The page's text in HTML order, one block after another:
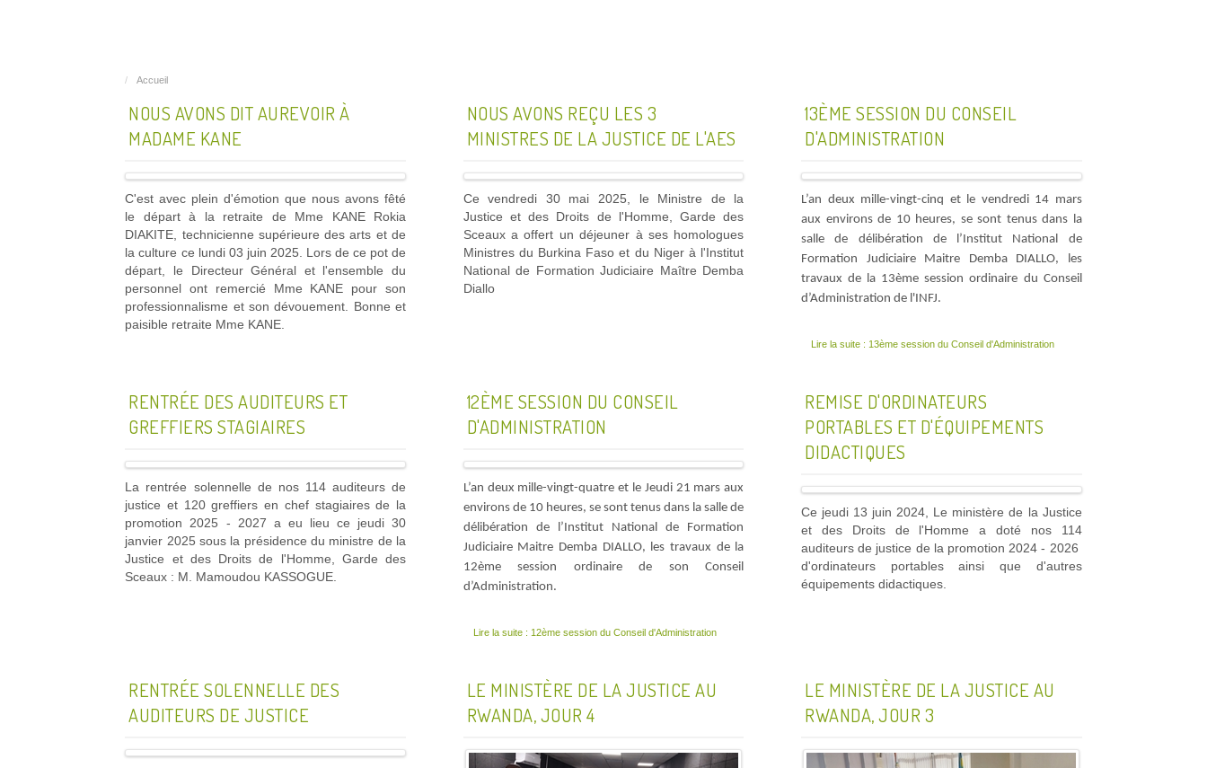
Accueil
NOUS AVONS DIT AUREVOIR À
MADAME KANE
C'est avec plein d'émotion que nous avons fêté
le départ à la retraite de Mme KANE Rokia
DIAKITE, technicienne supérieure des arts et de
la culture ce lundi 03 juin 2025. Lors de ce pot de
départ, le Directeur Général et l'ensemble du
personnel ont remercié Mme KANE pour son
professionnalisme et son dévouement. Bonne et
paisible retraite Mme KANE.
NOUS AVONS REÇU LES 3
MINISTRES DE LA JUSTICE DE L'AES
Ce vendredi 30 mai 2025, le Ministre de la
Justice et des Droits de l'Homme, Garde des
Sceaux a offert un déjeuner à ses homologues
Ministres du Burkina Faso et du Niger à l'Institut
National de Formation Judiciaire Maître Demba
Diallo
13ÈME SESSION DU CONSEIL
D'ADMINISTRATION
L’an deux mille-vingt-cinq et le vendredi 14 mars
aux environs de 10 heures, se sont tenus dans la
salle de délibération de l’Institut National de
Formation Judiciaire Maitre Demba DIALLO, les
travaux de la 13ème session ordinaire du Conseil
d’Administration de l'INFJ.
Lire la suite : 13ème session du Conseil d'Administration
RENTRÉE DES AUDITEURS ET
GREFFIERS STAGIAIRES
La rentrée solennelle de nos 114 auditeurs de
justice et 120 greffiers en chef stagiaires de la
promotion 2025 - 2027 a eu lieu ce jeudi 30
janvier 2025 sous la présidence du ministre de la
Justice et des Droits de l'Homme, Garde des
Sceaux : M. Mamoudou KASSOGUE.
12ÈME SESSION DU CONSEIL
D'ADMINISTRATION
L’an deux mille-vingt-quatre et le Jeudi 21 mars aux
environs de 10 heures, se sont tenus dans la salle de
délibération de l’Institut National de Formation
Judiciaire Maitre Demba DIALLO, les travaux de la
12ème session ordinaire de son Conseil
d’Administration.
Lire la suite : 12ème session du Conseil d'Administration
REMISE D'ORDINATEURS
PORTABLES ET D'ÉQUIPEMENTS
DIDACTIQUES
Ce jeudi 13 juin 2024, Le ministère de la Justice
et des Droits de l'Homme a doté nos 114
auditeurs de justice de la promotion 2024 - 2026
d'ordinateurs portables ainsi que d'autres
équipements didactiques.
RENTRÉE SOLENNELLE DES
AUDITEURS DE JUSTICE
LE MINISTÈRE DE LA JUSTICE AU
RWANDA, JOUR 4
LE MINISTÈRE DE LA JUSTICE AU
RWANDA, JOUR 3